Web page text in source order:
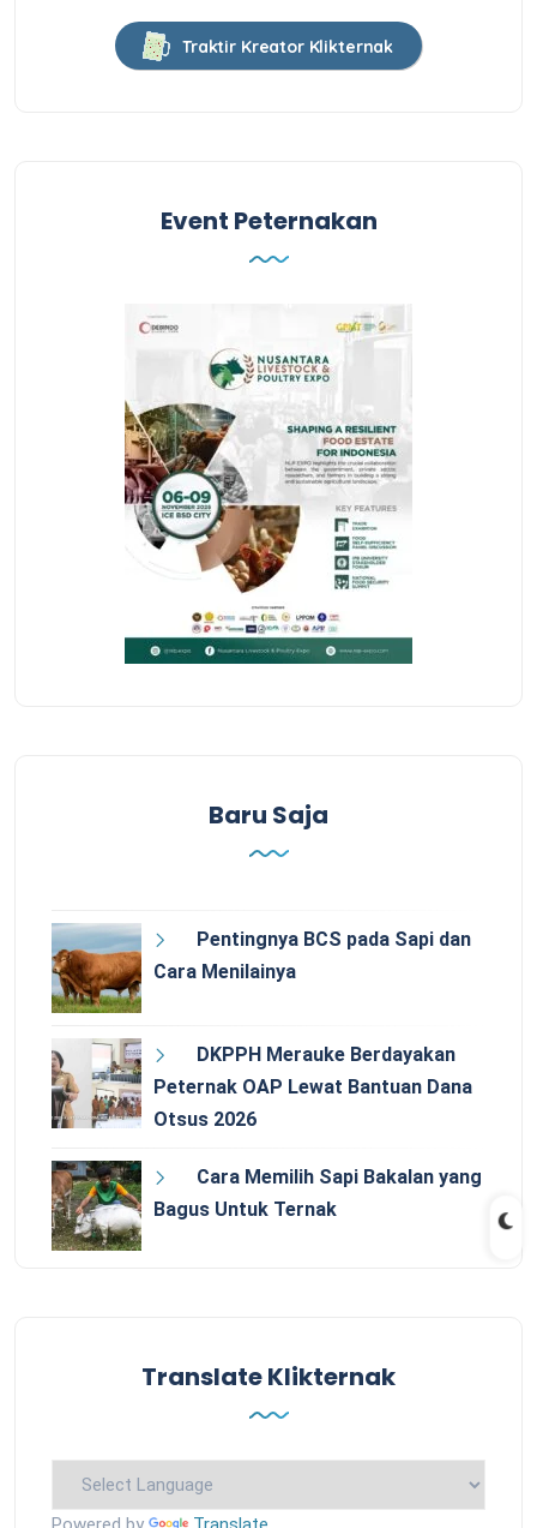
Traktir Kreator Klikternak
Event Peternakan
Baru Saja
Pentingnya BCS pada Sapi dan
Cara Menilainya
DKPPH Merauke Berdayakan
Peternak OAP Lewat Bantuan Dana
Otsus 2026
Cara Memilih Sapi Bakalan yang
Bagus Untuk Ternak
Translate Klikternak